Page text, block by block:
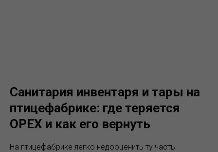
Санитария инвентаря и тары на
птицефабрике: где теряется
OPEX и как его вернуть
На птицефабрике легко недооценить ту часть